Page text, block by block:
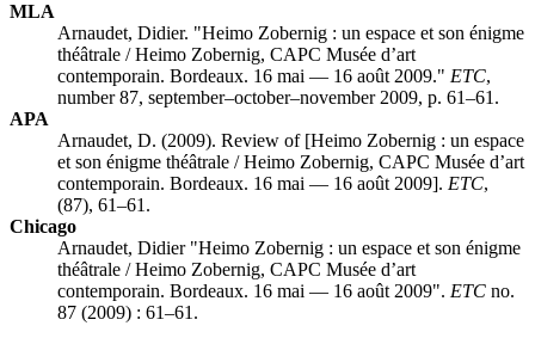
MLA
Arnaudet, Didier. "Heimo Zobernig : un espace et son énigme
théâtrale / Heimo Zobernig, CAPC Musée d’art
contemporain. Bordeaux. 16 mai — 16 août 2009." ETC,
number 87, september–october–november 2009, p. 61–61.
APA
Arnaudet, D. (2009). Review of [Heimo Zobernig : un espace
et son énigme théâtrale / Heimo Zobernig, CAPC Musée d’art
contemporain. Bordeaux. 16 mai — 16 août 2009]. ETC,
(87), 61–61.
Chicago
Arnaudet, Didier "Heimo Zobernig : un espace et son énigme
théâtrale / Heimo Zobernig, CAPC Musée d’art
contemporain. Bordeaux. 16 mai — 16 août 2009". ETC no.
87 (2009) : 61–61.